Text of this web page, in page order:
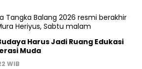
Harus Jadi Ruang Edukasi
Muda
WIB